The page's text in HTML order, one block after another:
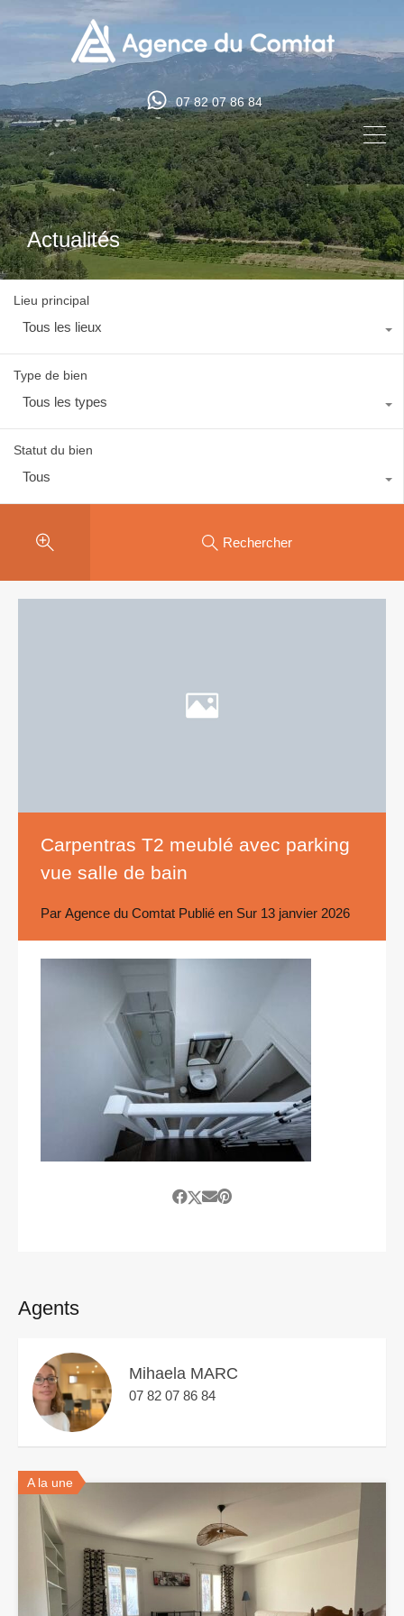
07 82 07 86 84
Actualités
Lieu principal
Tous les lieux
Type de bien
Tous les types
Statut du bien
Tous
Rechercher
Carpentras T2 meublé avec parking
vue salle de bain
Par Agence du Comtat Publié en Sur 13 janvier 2026
Agents
Mihaela MARC
07 82 07 86 84
A la une